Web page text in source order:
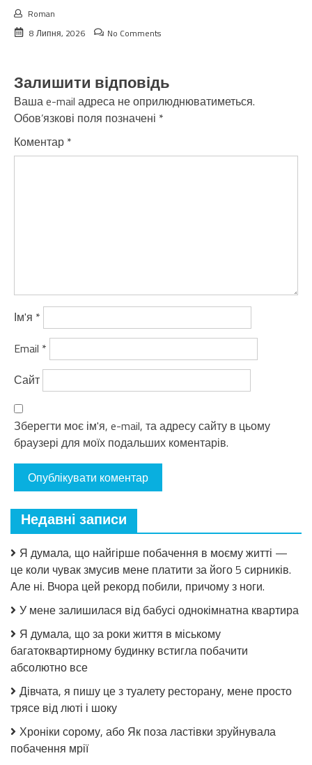
Roman
8 Липня, 2026
No Comments
Залишити відповідь
Ваша e-mail адреса не оприлюднюватиметься.
Обов’язкові поля позначені *
Коментар *
Ім'я *
Email *
Сайт
Зберегти моє ім'я, e-mail, та адресу сайту в цьому
браузері для моїх подальших коментарів.
Недавні записи
Я думала, що найгірше побачення в моєму житті —
це коли чувак змусив мене платити за його 5 сирників.
Але ні. Вчора цей рекорд побили, причому з ноги.
У мене залишилася від бабусі однокімнатна квартира
Я думала, що за роки життя в міському
багатоквартирному будинку встигла побачити
абсолютно все
Дівчата, я пишу це з туалету ресторану, мене просто
трясе від люті і шоку
Хроніки сорому, або Як поза ластівки зруйнувала
побачення мрії